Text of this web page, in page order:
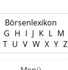
Börsenlexikon
G H I J K L M
T U V W X Y Z